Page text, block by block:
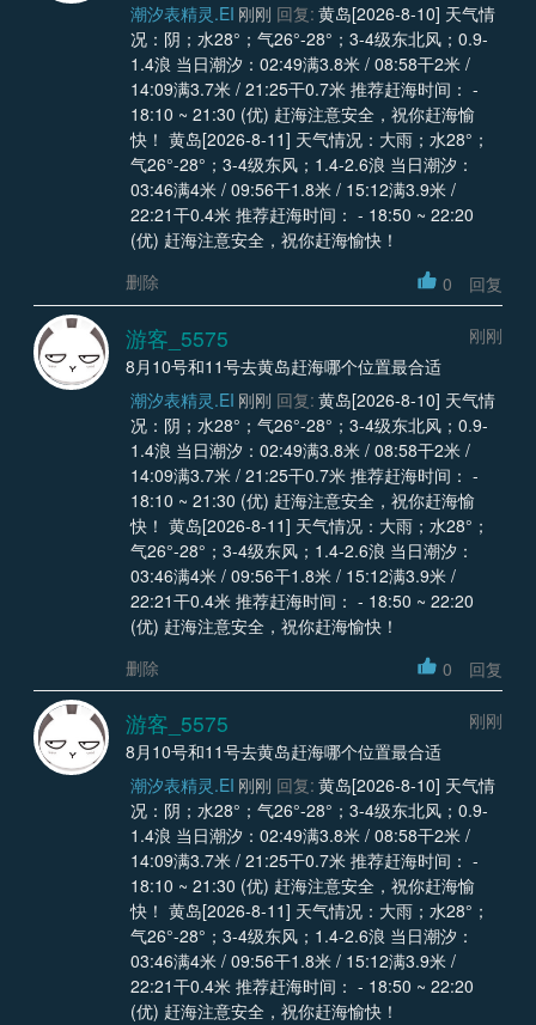
潮汐表精灵.EI 刚刚 回复: 黄岛[2026-8-10] 天气情
况：阴；水28°；气26°-28°；3-4级东北风；0.9-
1.4浪 当日潮汐：02:49满3.8米 / 08:58干2米 /
14:09满3.7米 / 21:25干0.7米 推荐赶海时间： -
18:10 ~ 21:30 (优) 赶海注意安全，祝你赶海愉
快！ 黄岛[2026-8-11] 天气情况：大雨；水28°；
气26°-28°；3-4级东风；1.4-2.6浪 当日潮汐：
03:46满4米 / 09:56干1.8米 / 15:12满3.9米 /
22:21干0.4米 推荐赶海时间： - 18:50 ~ 22:20
(优) 赶海注意安全，祝你赶海愉快！
删除
0 回复
游客_5575
刚刚
8月10号和11号去黄岛赶海哪个位置最合适
潮汐表精灵.EI 刚刚 回复: 黄岛[2026-8-10] 天气情
况：阴；水28°；气26°-28°；3-4级东北风；0.9-
1.4浪 当日潮汐：02:49满3.8米 / 08:58干2米 /
14:09满3.7米 / 21:25干0.7米 推荐赶海时间： -
18:10 ~ 21:30 (优) 赶海注意安全，祝你赶海愉
快！ 黄岛[2026-8-11] 天气情况：大雨；水28°；
气26°-28°；3-4级东风；1.4-2.6浪 当日潮汐：
03:46满4米 / 09:56干1.8米 / 15:12满3.9米 /
22:21干0.4米 推荐赶海时间： - 18:50 ~ 22:20
(优) 赶海注意安全，祝你赶海愉快！
删除
0 回复
游客_5575
刚刚
8月10号和11号去黄岛赶海哪个位置最合适
潮汐表精灵.EI 刚刚 回复: 黄岛[2026-8-10] 天气情
况：阴；水28°；气26°-28°；3-4级东北风；0.9-
1.4浪 当日潮汐：02:49满3.8米 / 08:58干2米 /
14:09满3.7米 / 21:25干0.7米 推荐赶海时间： -
18:10 ~ 21:30 (优) 赶海注意安全，祝你赶海愉
快！ 黄岛[2026-8-11] 天气情况：大雨；水28°；
气26°-28°；3-4级东风；1.4-2.6浪 当日潮汐：
03:46满4米 / 09:56干1.8米 / 15:12满3.9米 /
22:21干0.4米 推荐赶海时间： - 18:50 ~ 22:20
(优) 赶海注意安全，祝你赶海愉快！